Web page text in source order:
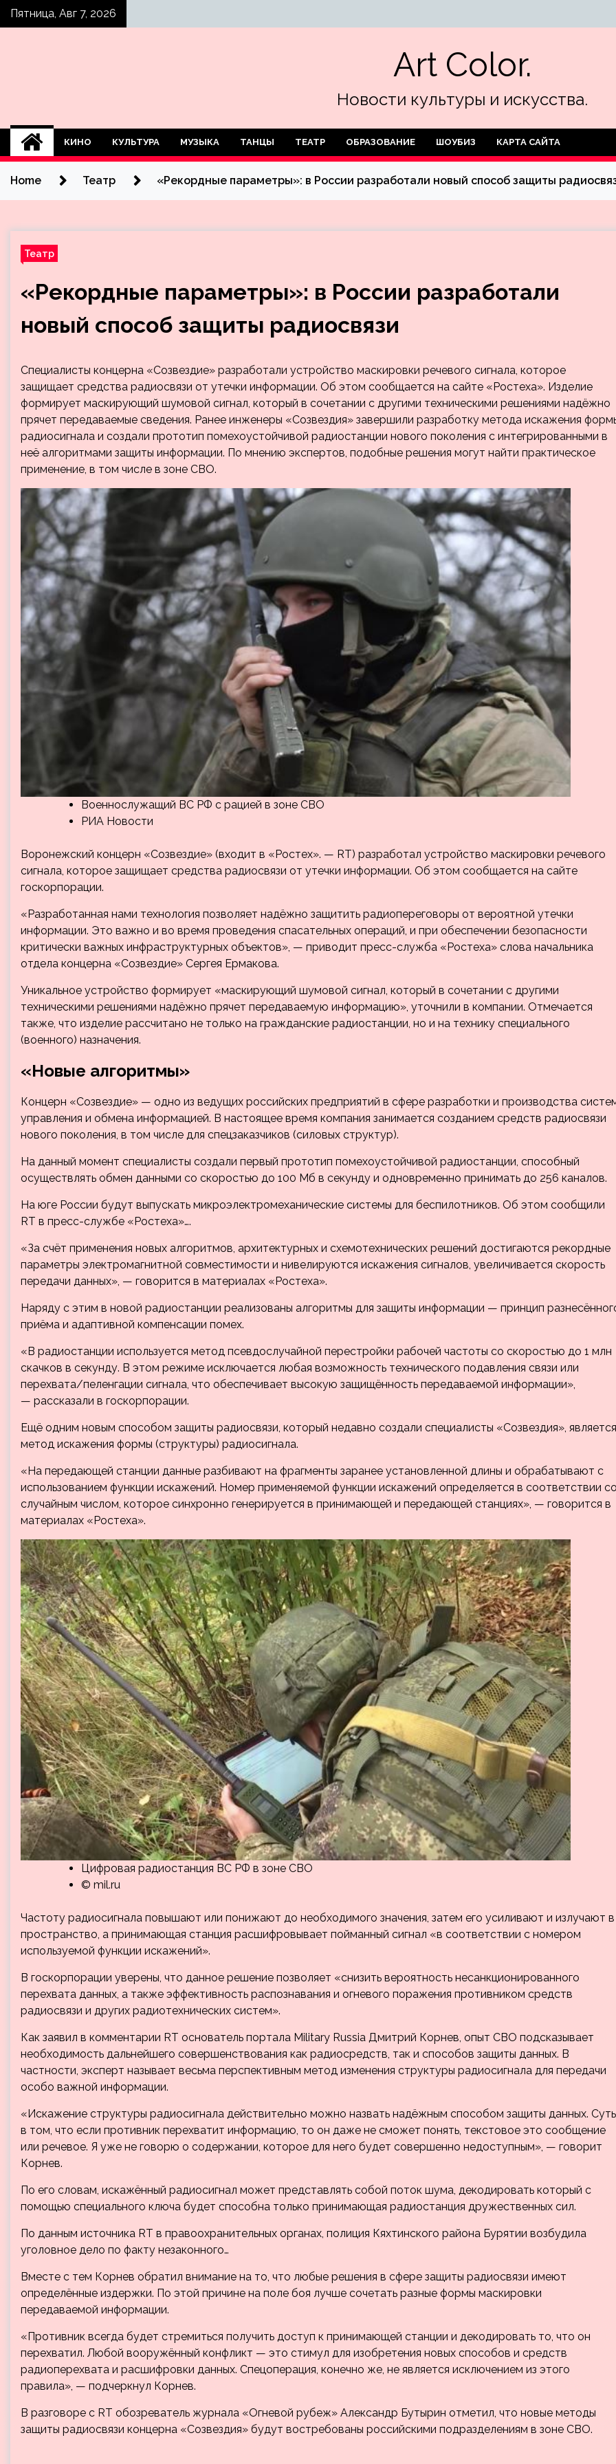
SkipПятница, Авг 7, 2026
Art Color.
Новости культуры и искусства.
КИНО КУЛЬТУРА МУЗЫКА ТАНЦЫ ТЕАТР ОБРАЗОВАНИЕ ШОУБИЗ КАРТА САЙТА
Home Театр «Рекордные параметры»: в России разработали новый способ защиты
Театр
«Рекордные параметры»: в России разработали
новый способ защиты радиосвязи
Специалисты концерна «Созвездие» разработали устройство маскировки речевого сигнала, которое
защищает средства радиосвязи от утечки информации. Об этом сообщается на сайте «Ростеха». Изделие
формирует маскирующий шумовой сигнал, который в сочетании с другими техническими решениями надёжно
прячет передаваемые сведения. Ранее инженеры «Созвездия» завершили разработку метода искажения
радиосигнала и создали прототип помехоустойчивой радиостанции нового поколения с интегрированными в
неё алгоритмами защиты информации. По мнению экспертов, подобные решения могут найти практическое
применение, в том числе в зоне СВО.
Военнослужащий ВС РФ с рацией в зоне СВО
РИА Новости
Воронежский концерн «Созвездие» (входит в «Ростех». — RT) разработал устройство маскировки речевого
сигнала, которое защищает средства радиосвязи от утечки информации. Об этом сообщается на сайте
госкорпорации.
«Разработанная нами технология позволяет надёжно защитить радиопереговоры от вероятной утечки
информации. Это важно и во время проведения спасательных операций, и при обеспечении безопасности
критически важных инфраструктурных объектов», — приводит пресс-служба «Ростеха» слова начальника
отдела концерна «Созвездие» Сергея Ермакова.
Уникальное устройство формирует «маскирующий шумовой сигнал, который в сочетании с другими
техническими решениями надёжно прячет передаваемую информацию», уточнили в компании. Отмечается
также, что изделие рассчитано не только на гражданские радиостанции, но и на технику специального
(военного) назначения.
«Новые алгоритмы»
Концерн «Созвездие» — одно из ведущих российских предприятий в сфере разработки и производства
управления и обмена информацией. В настоящее время компания занимается созданием средств радиосвязи
нового поколения, в том числе для спецзаказчиков (силовых структур).
На данный момент специалисты создали первый прототип помехоустойчивой радиостанции, способный
осуществлять обмен данными со скоростью до 100 Мб в секунду и одновременно принимать до 256 каналов.
На юге России будут выпускать микроэлектромеханические системы для беспилотников. Об этом сообщили
RT в пресс-службе «Ростеха»….
«За счёт применения новых алгоритмов, архитектурных и схемотехнических решений достигаются рекордные
параметры электромагнитной совместимости и нивелируются искажения сигналов, увеличивается скорость
передачи данных», — говорится в материалах «Ростеха».
Наряду с этим в новой радиостанции реализованы алгоритмы для защиты информации — принцип
приёма и адаптивной компенсации помех.
«В радиостанции используется метод псевдослучайной перестройки рабочей частоты со скоростью до 1 млн
скачков в секунду. В этом режиме исключается любая возможность технического подавления связи или
перехвата/пеленгации сигнала, что обеспечивает высокую защищённость передаваемой информации»,
— рассказали в госкорпорации.
Ещё одним новым способом защиты радиосвязи, который недавно создали специалисты «Созвездия», является
метод искажения формы (структуры) радиосигнала.
«На передающей станции данные разбивают на фрагменты заранее установленной длины и обрабатывают с
использованием функции искажений. Номер применяемой функции искажений определяется в соответствии со
случайным числом, которое синхронно генерируется в принимающей и передающей станциях», — говорится в
материалах «Ростеха».
Цифровая радиостанция ВС РФ в зоне СВО
© mil.ru
Частоту радиосигнала повышают или понижают до необходимого значения, затем его усиливают и излучают в
пространство, а принимающая станция расшифровывает пойманный сигнал «в соответствии с номером
используемой функции искажений».
В госкорпорации уверены, что данное решение позволяет «снизить вероятность несанкционированного
перехвата данных, а также эффективность распознавания и огневого поражения противником средств
радиосвязи и других радиотехнических систем».
Как заявил в комментарии RT основатель портала Military Russia Дмитрий Корнев, опыт СВО подсказывает
необходимость дальнейшего совершенствования как радиосредств, так и способов защиты данных. В
частности, эксперт называет весьма перспективным метод изменения структуры радиосигнала для передачи
особо важной информации.
«Искажение структуры радиосигнала действительно можно назвать надёжным способом защиты данных. Суть
в том, что если противник перехватит информацию, то он даже не сможет понять, текстовое это сообщение
или речевое. Я уже не говорю о содержании, которое для него будет совершенно недоступным», — говорит
Корнев.
По его словам, искажённый радиосигнал может представлять собой поток шума, декодировать который с
помощью специального ключа будет способна только принимающая радиостанция дружественных сил.
По данным источника RT в правоохранительных органах, полиция Кяхтинского района Бурятии возбудила
уголовное дело по факту незаконного…
Вместе с тем Корнев обратил внимание на то, что любые решения в сфере защиты радиосвязи имеют
определённые издержки. По этой причине на поле боя лучше сочетать разные формы маскировки
передаваемой информации.
«Противник всегда будет стремиться получить доступ к принимающей станции и декодировать то, что он
перехватил. Любой вооружённый конфликт — это стимул для изобретения новых способов и средств
радиоперехвата и расшифровки данных. Спецоперация, конечно же, не является исключением из этого
правила», — подчеркнул Корнев.
В разговоре с RT обозреватель журнала «Огневой рубеж» Александр Бутырин отметил, что новые методы
защиты радиосвязи концерна «Созвездия» будут востребованы российскими подразделениям в зоне СВО.